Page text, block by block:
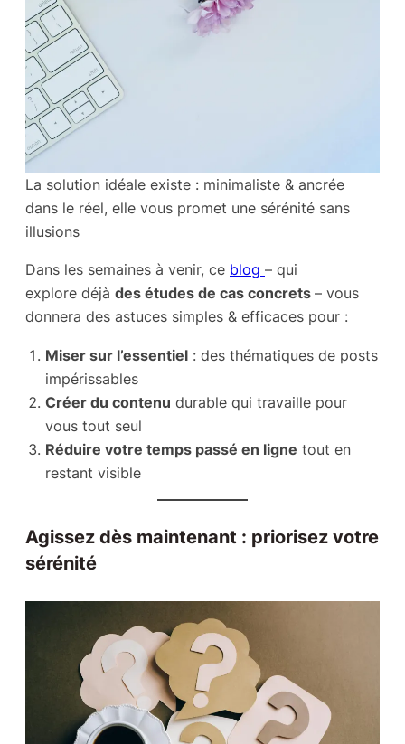
La solution idéale existe : minimaliste & ancrée
dans le réel, elle vous promet une sérénité sans
illusions
Dans les semaines à venir, ce blog – qui
explore déjà des études de cas concrets – vous
donnera des astuces simples & efficaces pour :
Miser sur l’essentiel : des thématiques de posts
impérissables
Créer du contenu durable qui travaille pour
vous tout seul
Réduire votre temps passé en ligne tout en
restant visible
Agissez dès maintenant : priorisez votre
sérénité